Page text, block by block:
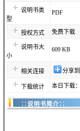
说明书类
型
PDF
授权方式 免费下载
说明书大
小
609 KB
相关连接 分享
下载统计 本日下载
∷说明书简介∷